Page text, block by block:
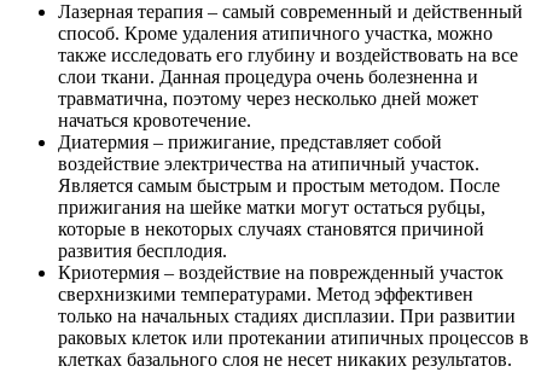
Лазерная терапия – самый современный и действенный
способ. Кроме удаления атипичного участка, можно
также исследовать его глубину и воздействовать на все
слои ткани. Данная процедура очень болезненна и
травматична, поэтому через несколько дней может
начаться кровотечение.
Диатермия – прижигание, представляет собой
воздействие электричества на атипичный участок.
Является самым быстрым и простым методом. После
прижигания на шейке матки могут остаться рубцы,
которые в некоторых случаях становятся причиной
развития бесплодия.
Криотермия – воздействие на поврежденный участок
сверхнизкими температурами. Метод эффективен
только на начальных стадиях дисплазии. При развитии
раковых клеток или протекании атипичных процессов в
клетках базального слоя не несет никаких результатов.